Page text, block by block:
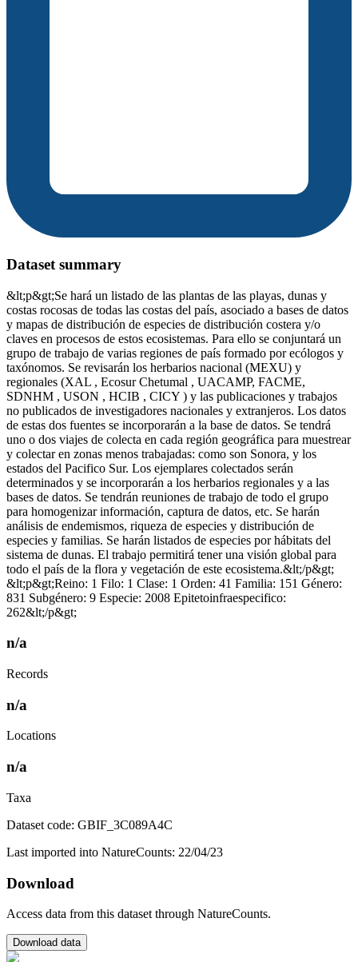
Dataset summary
&lt;p&gt;Se hará un listado de las plantas de las playas, dunas y
costas rocosas de todas las costas del país, asociado a bases de datos
y mapas de distribución de especies de distribución costera y/o
claves en procesos de estos ecosistemas. Para ello se conjuntará un
grupo de trabajo de varias regiones de país formado por ecólogos y
taxónomos. Se revisarán los herbarios nacional (MEXU) y
regionales (XAL , Ecosur Chetumal , UACAMP, FACME,
SDNHM , USON , HCIB , CICY ) y las publicaciones y trabajos
no publicados de investigadores nacionales y extranjeros. Los datos
de estas dos fuentes se incorporarán a la base de datos. Se tendrá
uno o dos viajes de colecta en cada región geográfica para muestrear
y colectar en zonas menos trabajadas: como son Sonora, y los
estados del Pacifico Sur. Los ejemplares colectados serán
determinados y se incorporarán a los herbarios regionales y a las
bases de datos. Se tendrán reuniones de trabajo de todo el grupo
para homogenizar información, captura de datos, etc. Se harán
análisis de endemismos, riqueza de especies y distribución de
especies y familias. Se harán listados de especies por hábitats del
sistema de dunas. El trabajo permitirá tener una visión global para
todo el país de la flora y vegetación de este ecosistema.&lt;/p&gt;
&lt;p&gt;Reino: 1 Filo: 1 Clase: 1 Orden: 41 Familia: 151 Género:
831 Subgénero: 9 Especie: 2008 Epitetoinfraespecifico:
262&lt;/p&gt;
n/a
Records
n/a
Locations
n/a
Taxa
Dataset code: GBIF_3C089A4C
Last imported into NatureCounts: 22/04/23
Download
Access data from this dataset through NatureCounts.
Download data